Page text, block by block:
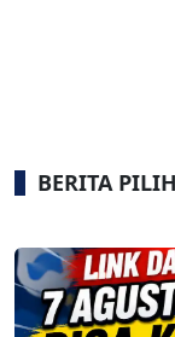
BERITA